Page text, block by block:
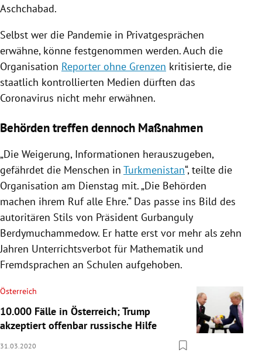
Aschchabad.
Selbst wer die Pandemie in Privatgesprächen
erwähne, könne festgenommen werden. Auch die
Organisation Reporter ohne Grenzen kritisierte, die
staatlich kontrollierten Medien dürften das
Coronavirus nicht mehr erwähnen.
Behörden treffen dennoch Maßnahmen
„Die Weigerung, Informationen herauszugeben,
gefährdet die Menschen in Turkmenistan“, teilte die
Organisation am Dienstag mit. „Die Behörden
machen ihrem Ruf alle Ehre.“ Das passe ins Bild des
autoritären Stils von Präsident Gurbanguly
Berdymuchammedow. Er hatte erst vor mehr als zehn
Jahren Unterrichtsverbot für Mathematik und
Fremdsprachen an Schulen aufgehoben.
Österreich
10.000 Fälle in Österreich; Trump
akzeptiert offenbar russische Hilfe
31.03.2020